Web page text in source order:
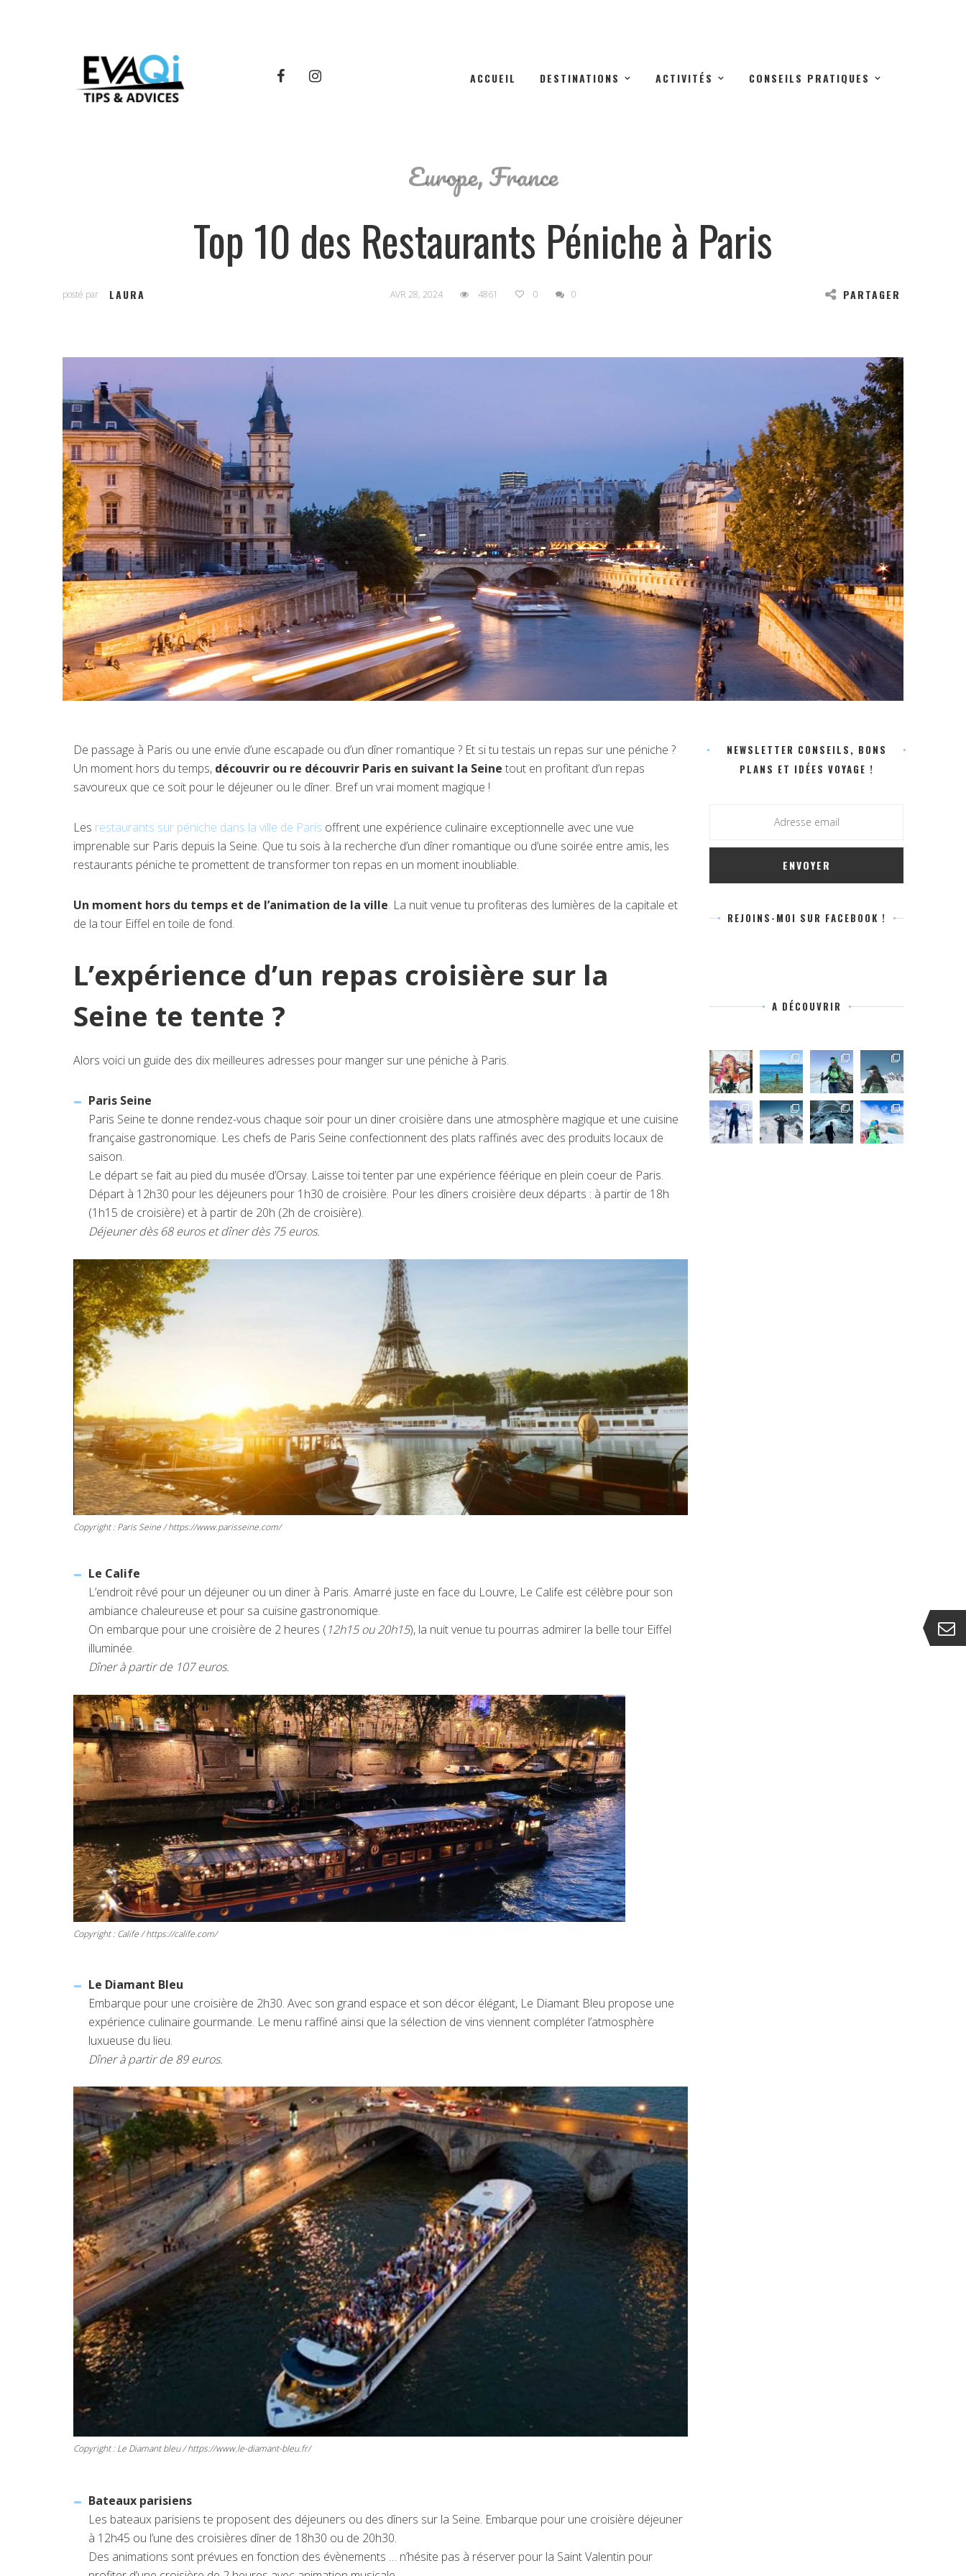
ACCUEIL DESTINATIONS ACTIVITÉS CONSEILS PRATIQUES
Europe,France
Top 10 des Restaurants Péniche à Paris
posté par LAURA AVR 28, 2024 4861 0 0 PARTAGER
De passage à Paris ou une envie d’une escapade ou d’un dîner romantique ? Et si tu testais un repas sur une péniche ?
Un moment hors du temps, découvrir ou re découvrir Paris en suivant la Seine tout en profitant d’un repas
savoureux que ce soit pour le déjeuner ou le dîner. Bref un vrai moment magique !
Les restaurants sur péniche dans la ville de Paris offrent une expérience culinaire exceptionnelle avec une vue
imprenable sur Paris depuis la Seine. Que tu sois à la recherche d’un dîner romantique ou d’une soirée entre amis, les
restaurants péniche te promettent de transformer ton repas en un moment inoubliable.
Un moment hors du temps et de l’animation de la ville. La nuit venue tu profiteras des lumières de la capitale et
de la tour Eiffel en toile de fond.
L’expérience d’un repas croisière sur la
Seine te tente ?
Alors voici un guide des dix meilleures adresses pour manger sur une péniche à Paris.
Paris Seine
Paris Seine te donne rendez-vous chaque soir pour un diner croisière dans une atmosphère magique et une cuisine
française gastronomique. Les chefs de Paris Seine confectionnent des plats raffinés avec des produits locaux de
saison.
Le départ se fait au pied du musée d’Orsay. Laisse toi tenter par une expérience féérique en plein coeur de Paris.
Départ à 12h30 pour les déjeuners pour 1h30 de croisière. Pour les dîners croisière deux départs : à partir de 18h
(1h15 de croisière) et à partir de 20h (2h de croisière).
Déjeuner dès 68 euros et dîner dès 75 euros.
Copyright : Paris Seine / https://www.parisseine.com/
Le Calife
L’endroit rêvé pour un déjeuner ou un diner à Paris. Amarré juste en face du Louvre, Le Calife est célèbre pour son
ambiance chaleureuse et pour sa cuisine gastronomique.
On embarque pour une croisière de 2 heures ( 12h15 ou 20h15), la nuit venue tu pourras admirer la belle tour Eiffel
illuminée.
Dîner à partir de 107 euros.
Copyright : Calife / https://calife.com/
Le Diamant Bleu
Embarque pour une croisière de 2h30. Avec son grand espace et son décor élégant, Le Diamant Bleu propose une
expérience culinaire gourmande. Le menu raffiné ainsi que la sélection de vins viennent compléter l’atmosphère
luxueuse du lieu.
Dîner à partir de 89 euros.
Copyright : Le Diamant bleu / https://www.le-diamant-bleu.fr/
Bateaux parisiens
Les bateaux parisiens te proposent des déjeuners ou des dîners sur la Seine. Embarque pour une croisière déjeuner
à 12h45 ou l’une des croisières dîner de 18h30 ou de 20h30.
Des animations sont prévues en fonction des évènements … n’hésite pas à réserver pour la Saint Valentin pour
NEWSLETTER CONSEILS, BONS
PLANS ET IDÉES VOYAGE !
REJOINS-MOI SUR FACEBOOK !
A DÉCOUVRIR